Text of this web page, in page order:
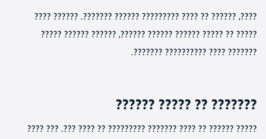
????, ?????? ?? ???? ????????? ?????? ???????. ?????? ????
????? ?? ????? ?????? ?????? ??????, ?????? ?????? ?????
??????? ???? ?????????? ???????.
??????? ?? ????? ??????
????? ?????? ?? ???? ??????? ????????? ?? ???? ???. ??? ????